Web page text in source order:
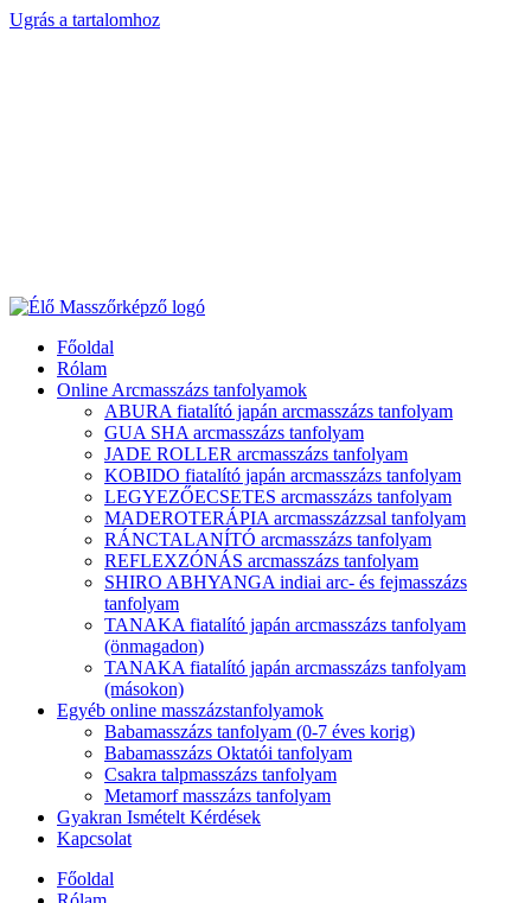
Ugrás a tartalomhoz
Főoldal
Rólam
Online Arcmasszázs tanfolyamok
ABURA fiatalító japán arcmasszázs tanfolyam
GUA SHA arcmasszázs tanfolyam
JADE ROLLER arcmasszázs tanfolyam
KOBIDO fiatalító japán arcmasszázs tanfolyam
LEGYEZŐECSETES arcmasszázs tanfolyam
MADEROTERÁPIA arcmasszázzsal tanfolyam
RÁNCTALANÍTÓ arcmasszázs tanfolyam
REFLEXZÓNÁS arcmasszázs tanfolyam
SHIRO ABHYANGA indiai arc- és fejmasszázs
tanfolyam
TANAKA fiatalító japán arcmasszázs tanfolyam
(önmagadon)
TANAKA fiatalító japán arcmasszázs tanfolyam
(másokon)
Egyéb online masszázstanfolyamok
Babamasszázs tanfolyam (0-7 éves korig)
Babamasszázs Oktatói tanfolyam
Csakra talpmasszázs tanfolyam
Metamorf masszázs tanfolyam
Gyakran Ismételt Kérdések
Kapcsolat
Főoldal